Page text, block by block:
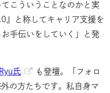
こういうことなのかと実
』と称してキャリア支援を
手伝いをしていく」と発
氏
も登壇。「フォロ
の方たちです。私自身マ